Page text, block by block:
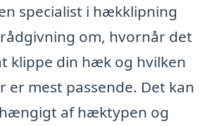
specialist i hækklipning
om, hvornår det
klippe din hæk og hvilken
er mest passende. Det kan
af hæktypen og